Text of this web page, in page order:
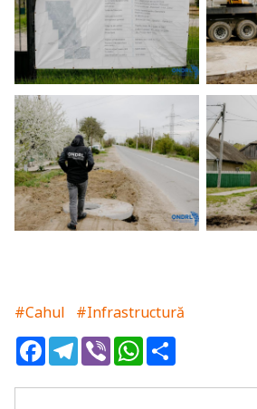
#Cahul
#Infrastructură
FacebookTelegram
ViberWhatsApp